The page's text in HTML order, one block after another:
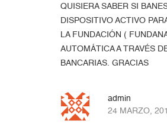
QUISIERA SABER SI
DISPOSITIVO ACTIVO
LA FUNDACIÓN (
AUTOMÁTICA A TRAVÉS
BANCARIAS. GRACIAS
admin
24 MARZO,